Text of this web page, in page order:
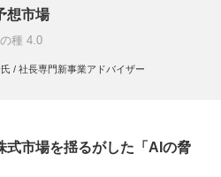
市場
種 4.0
/ 社長専門新事業アドバイザー
市場を揺るがした「AIの脅